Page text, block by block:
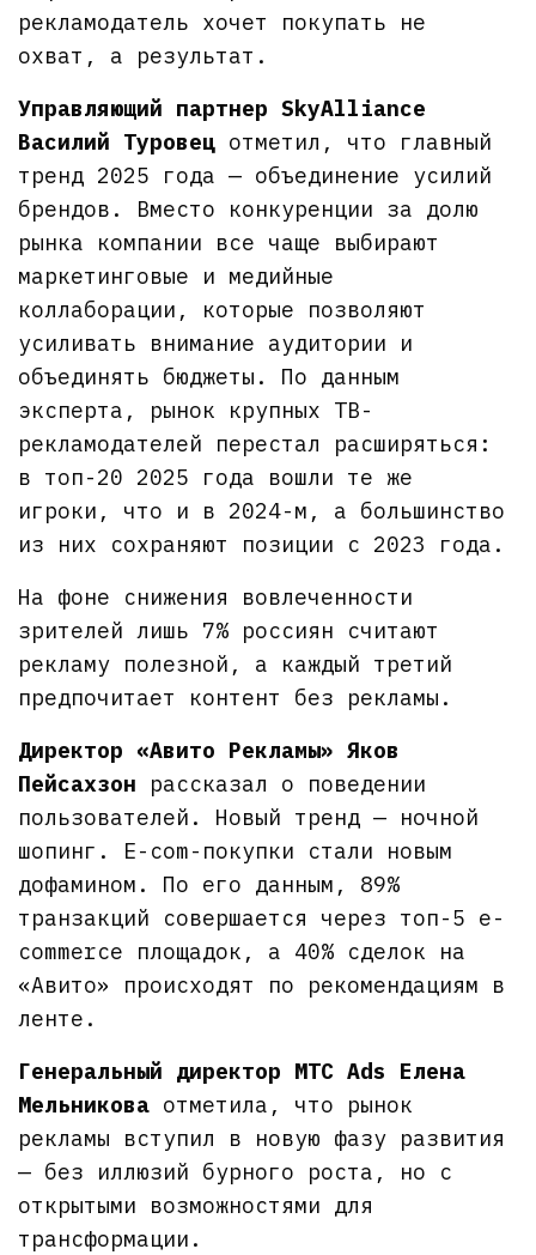
рекламодатель хочет покупать не
охват, а результат.
Управляющий партнер SkyAlliance
Василий Туровец отметил, что главный
тренд 2025 года — объединение усилий
брендов. Вместо конкуренции за долю
рынка компании все чаще выбирают
маркетинговые и медийные
коллаборации, которые позволяют
усиливать внимание аудитории и
объединять бюджеты. По данным
эксперта, рынок крупных ТВ-
рекламодателей перестал расширяться:
в топ-20 2025 года вошли те же
игроки, что и в 2024-м, а большинство
из них сохраняют позиции с 2023 года.
На фоне снижения вовлеченности
зрителей лишь 7% россиян считают
рекламу полезной, а каждый третий
предпочитает контент без рекламы.
Директор «Авито Рекламы» Яков
Пейсахзон рассказал о поведении
пользователей. Новый тренд — ночной
шопинг. E-com-покупки стали новым
дофамином. По его данным, 89%
транзакций совершается через топ-5 e-
commerce площадок, а 40% сделок на
«Авито» происходят по рекомендациям в
ленте.
Генеральный директор MTC Ads Елена
Мельникова отметила, что рынок
рекламы вступил в новую фазу развития
— без иллюзий бурного роста, но с
открытыми возможностями для
трансформации.